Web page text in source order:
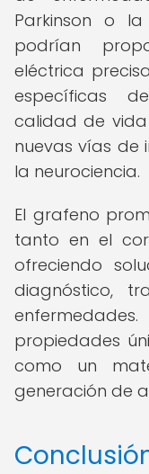
Parkinson o la
podrían
eléctrica
específicas
calidad de
nuevas vías de
la neurociencia.
El grafeno
tanto en el
ofreciendo
diagnóstico,
propiedades
como un
generación de